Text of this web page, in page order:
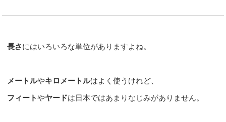
長さにはいろいろな単位がありますよね。
メートルやキロメートルはよく使うけれど、
フィートやヤードは日本ではあまりなじみがありません。